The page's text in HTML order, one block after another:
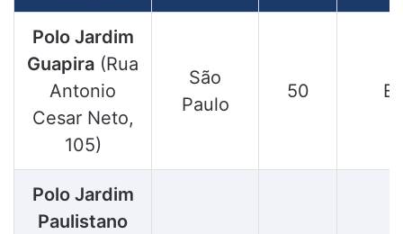
Polo Jardim
Guapira (Rua
Antonio
Cesar Neto,
105)
São
Paulo
50
Polo Jardim
Paulistano